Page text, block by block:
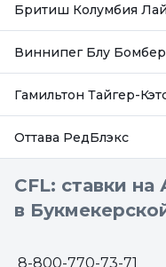
Бритиш Колумбия
Виннипег Блу
Гамильтон Тайгер-
Оттава РедБлэкс
CFL: ставки
в
8-800-770-73-71